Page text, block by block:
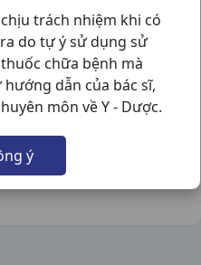
chịu trách nhiệm khi có
do tự ý sử dụng sử
chữa bệnh mà
dẫn của bác sĩ,
môn về Y - Dược.
ý
MEDIPHARCO